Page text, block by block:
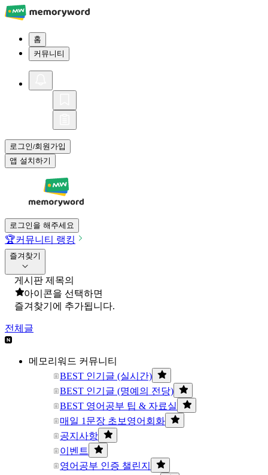
홈
커뮤니티
로그인/회원가입
앱 설치하기
로그인을 해주세요
🏆커뮤니티 랭킹
즐겨찾기
게시판 제목의
아이콘을 선택하면
즐겨찾기에 추가됩니다.
전체글
메모리워드 커뮤니티
BEST 인기글 (실시간)
BEST 인기글 (명예의 전당)
BEST 영어공부 팁 & 자료실
매일 1문장 초보영어회화
공지사항
이벤트
영어공부 인증 챌린지